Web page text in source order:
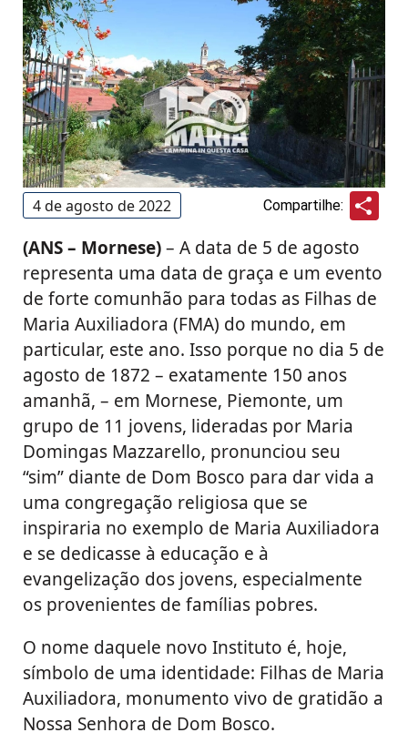
4 de agosto de 2022 Compartilhe:
(ANS – Mornese)– A data de 5 de agosto
representa uma data de graça e um evento
de forte comunhão para todas as Filhas de
Maria Auxiliadora (FMA) do mundo, em
particular, este ano. Isso porque no dia 5 de
agosto de 1872 – exatamente 150 anos
amanhã, – em Mornese, Piemonte, um
grupo de 11 jovens, lideradas por Maria
Domingas Mazzarello, pronunciou seu
“sim” diante de Dom Bosco para dar vida a
uma congregação religiosa que se
inspiraria no exemplo de Maria Auxiliadora
e se dedicasse à educação e à
evangelização dos jovens, especialmente
os provenientes de famílias pobres.
O nome daquele novo Instituto é, hoje,
símbolo de uma identidade: Filhas de Maria
Auxiliadora, monumento vivo de gratidão a
Nossa Senhora de Dom Bosco.